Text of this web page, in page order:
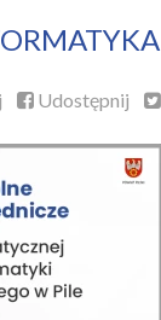
Udostępnij